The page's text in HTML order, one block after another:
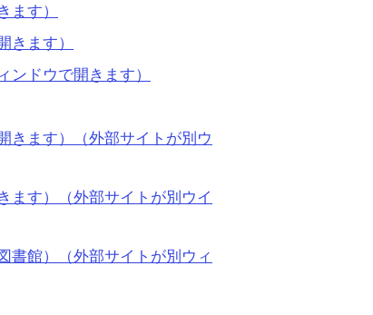
す）
ます）
ドウで開きます）
きます）
（外部サイトが別ウ
ます）
（外部サイトが別ウイ
館）（外部サイトが別ウィ